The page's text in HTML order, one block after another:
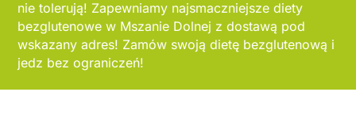
nie tolerują! Zapewniamy najsmaczniejsze diety
bezglutenowe w Mszanie Dolnej z dostawą pod
wskazany adres! Zamów swoją dietę bezglutenową i
jedz bez ograniczeń!